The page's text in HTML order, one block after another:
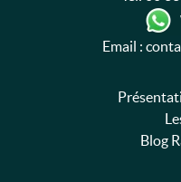
Email :
Blog